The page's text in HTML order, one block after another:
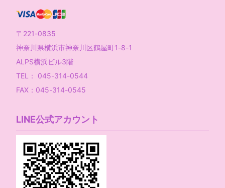
〒221-0835
神奈川県横浜市神奈川区鶴屋町1-8-1
ALPS横浜ビル3階
TEL： 045-314-0544
FAX：045-314-0545
LINE公式アカウント